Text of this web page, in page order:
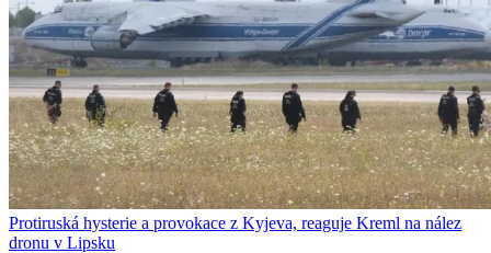
Protiruská hysterie a provokace z Kyjeva, reaguje Kreml na nález
dronu v Lipsku